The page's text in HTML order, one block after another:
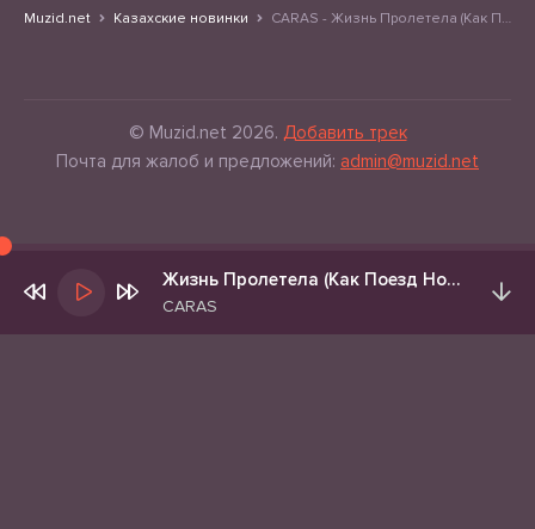
Muzid.net Казахские новинки CARAS - Жизнь Пролетела (Как Поезд Ночной История длиною в жизнь 2026)
© Muzid.net 2026. Добавить трек
Почта для жалоб и предложений: admin@muzid.net
Жизнь Пролетела (Как Поезд Ночной История длиною в жизнь 2026)
CARAS